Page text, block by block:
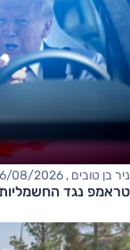
ניר בן טובים , 06/08/2026
טראמפ נגד